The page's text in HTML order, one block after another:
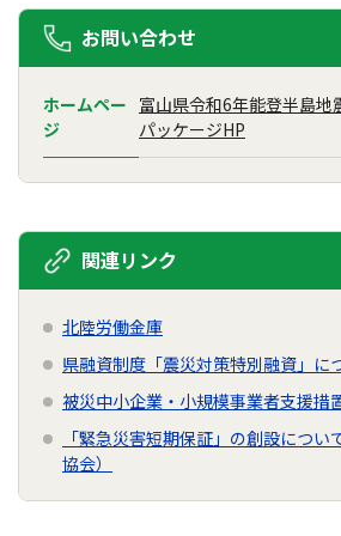
お問い合わせ
ホームペー
ジ
富山県令和6年能登半島地
パッケージHP
関連リンク
北陸労働金庫
県融資制度「震災対策特別融資」に
被災中小企業・小規模事業者支援措
「緊急災害短期保証」の創設につ
協会）